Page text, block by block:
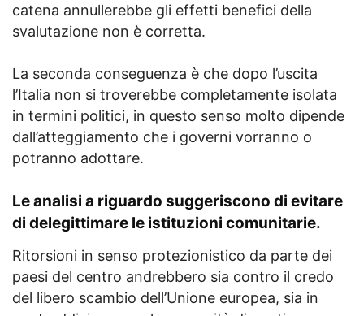
catena annullerebbe gli effetti benefici della
svalutazione non è corretta.
La seconda conseguenza è che dopo l’uscita
l’Italia non si troverebbe completamente isolata
in termini politici, in questo senso molto dipende
dall’atteggiamento che i governi vorranno o
potranno adottare.
Le analisi a riguardo suggeriscono di evitare
di delegittimare le istituzioni comunitarie.
Ritorsioni in senso protezionistico da parte dei
paesi del centro andrebbero sia contro il credo
del libero scambio dell’Unione europea, sia in